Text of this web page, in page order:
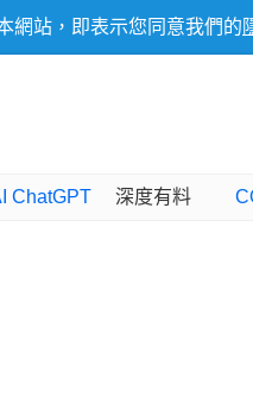
網站，即表示您同意我們的
ChatGPT 深度有料